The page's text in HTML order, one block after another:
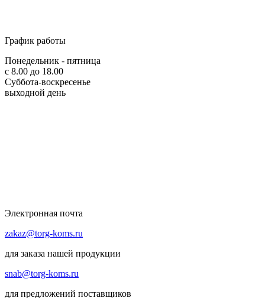
График работы
Понедельник - пятница
с 8.00 до 18.00
Суббота-воскресенье
выходной день
Электронная почта
zakaz@torg-koms.ru
для заказа нашей продукции
snab@torg-koms.ru
для предложений поставщиков